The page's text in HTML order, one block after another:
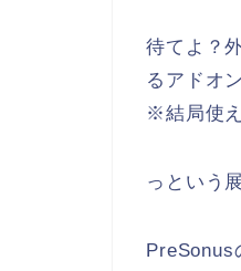
待てよ？
るアドオ
※結局使
っという
PreSonus